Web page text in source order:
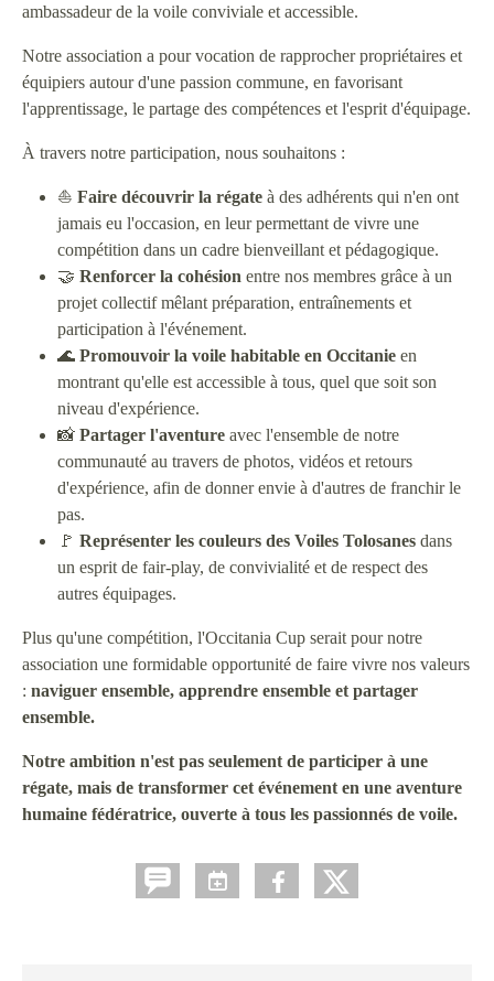
ambassadeur de la voile conviviale et accessible.
Notre association a pour vocation de rapprocher propriétaires et
équipiers autour d'une passion commune, en favorisant
l'apprentissage, le partage des compétences et l'esprit d'équipage.
À travers notre participation, nous souhaitons :
⛵ Faire découvrir la régate à des adhérents qui n'en ont
jamais eu l'occasion, en leur permettant de vivre une
compétition dans un cadre bienveillant et pédagogique.
🤝 Renforcer la cohésion entre nos membres grâce à un
projet collectif mêlant préparation, entraînements et
participation à l'événement.
🌊 Promouvoir la voile habitable en Occitanie en
montrant qu'elle est accessible à tous, quel que soit son
niveau d'expérience.
📸 Partager l'aventure avec l'ensemble de notre
communauté au travers de photos, vidéos et retours
d'expérience, afin de donner envie à d'autres de franchir le
pas.
🚩 Représenter les couleurs des Voiles Tolosanes dans
un esprit de fair-play, de convivialité et de respect des
autres équipages.
Plus qu'une compétition, l'Occitania Cup serait pour notre
association une formidable opportunité de faire vivre nos valeurs
: naviguer ensemble, apprendre ensemble et partager
ensemble.
Notre ambition n'est pas seulement de participer à une
régate, mais de transformer cet événement en une aventure
humaine fédératrice, ouverte à tous les passionnés de voile.